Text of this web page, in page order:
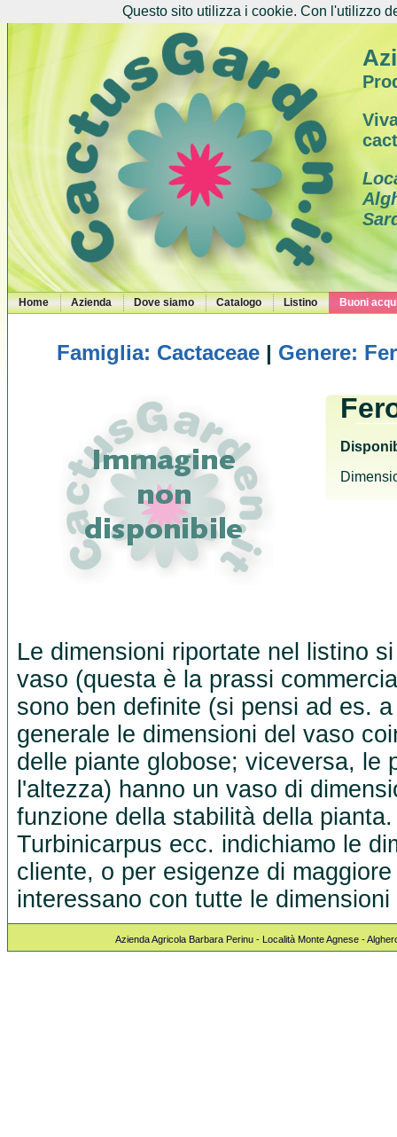
Home Azienda Dove siamo Catalogo Listino Buoni
Famiglia: Cactaceae | Genere:
Le dimensioni riportate nel listino
vaso (questa è la prassi
sono ben definite (si pensi ad es.
generale le dimensioni del vaso
delle piante globose; viceversa, le
l'altezza) hanno un vaso di
funzione della stabilità della
Turbinicarpus ecc. indichiamo le
cliente, o per esigenze di
interessano con tutte le
Azienda Agricola Barbara Perinu - Località Monte Agnese -
Questo sito utilizza i cookie. Con l'utilizzo